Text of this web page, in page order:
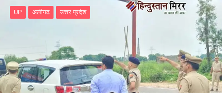
UP अलीगढ उत्तर प्रदेश